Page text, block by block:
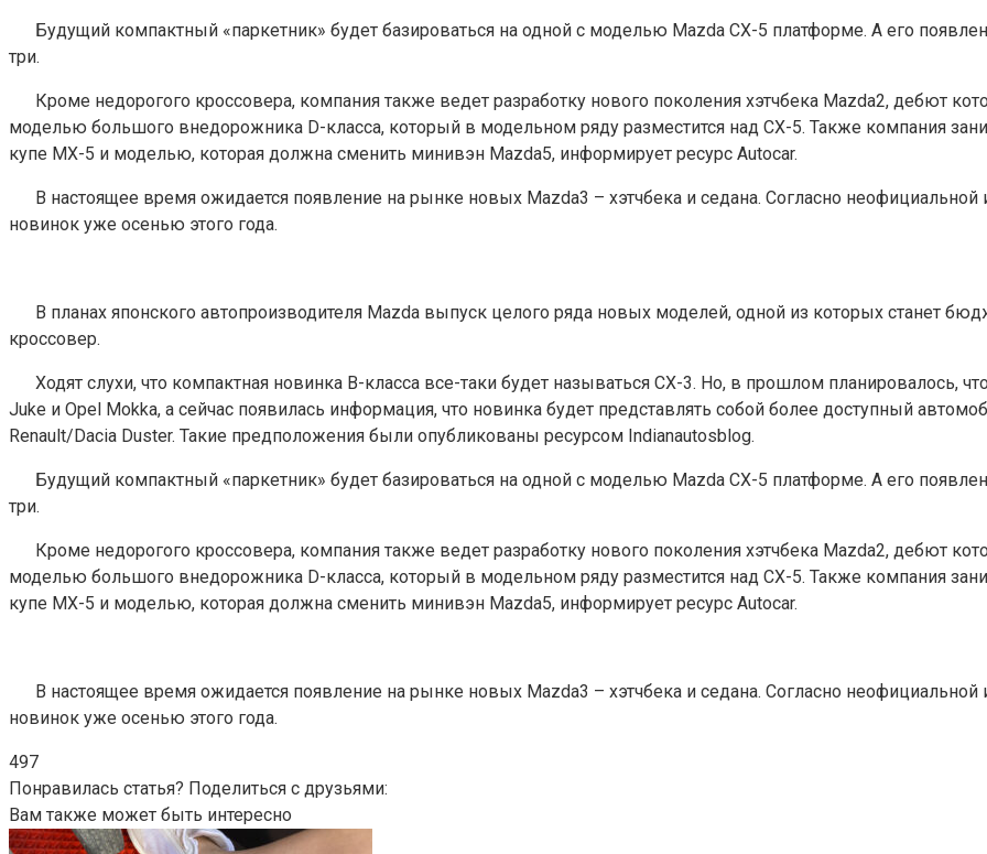
Будущий компактный «паркетник» будет базироваться на одной с моделью Mazda CX-5 платформе. А его
три.
Кроме недорогого кроссовера, компания также ведет разработку нового поколения хэтчбека Mazda2, дебют
моделью большого внедорожника D-класса, который в модельном ряду разместится над CX-5. Также компания
купе MX-5 и моделью, которая должна сменить минивэн Mazda5, информирует ресурс Autocar.
В настоящее время ожидается появление на рынке новых Mazda3 – хэтчбека и седана. Согласно
новинок уже осенью этого года.
В планах японского автопроизводителя Mazda выпуск целого ряда новых моделей, одной из которых станет
кроссовер.
Ходят слухи, что компактная новинка B-класса все-таки будет называться CX-3. Но, в прошлом планировалось,
Juke и Opel Mokka, а сейчас появилась информация, что новинка будет представлять собой более доступный
Renault/Dacia Duster. Такие предположения были опубликованы ресурсом Indianautosblog.
Будущий компактный «паркетник» будет базироваться на одной с моделью Mazda CX-5 платформе. А его
три.
Кроме недорогого кроссовера, компания также ведет разработку нового поколения хэтчбека Mazda2, дебют
моделью большого внедорожника D-класса, который в модельном ряду разместится над CX-5. Также компания
купе MX-5 и моделью, которая должна сменить минивэн Mazda5, информирует ресурс Autocar.
В настоящее время ожидается появление на рынке новых Mazda3 – хэтчбека и седана. Согласно
новинок уже осенью этого года.
497
Понравилась статья? Поделиться с друзьями:
Вам также может быть интересно